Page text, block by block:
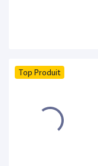
Top Produit